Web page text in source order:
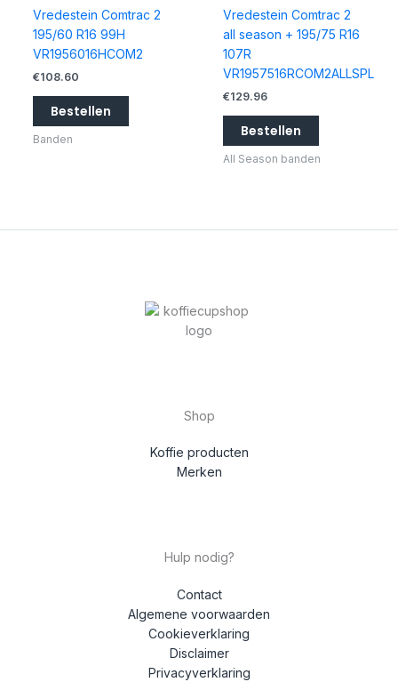
Vredestein Comtrac 2
195/60 R16 99H
VR1956016HCOM2
€108.60
Bestellen
Banden
Vredestein Comtrac 2
all season + 195/75 R16
107R
VR1957516RCOM2ALLSPL
€129.96
Bestellen
All Season banden
Shop
Koffie producten
Merken
Hulp nodig?
Contact
Algemene voorwaarden
Cookieverklaring
Disclaimer
Privacyverklaring